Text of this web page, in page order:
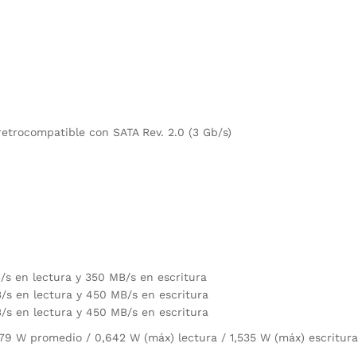
con SATA Rev. 2.0 (3 Gb/s)
s en lectura y 350 MB/s en escritura
s en lectura y 450 MB/s en escritura
s en lectura y 450 MB/s en escritura
W promedio / 0,642 W (máx) lectura / 1,535 W (máx) escritura